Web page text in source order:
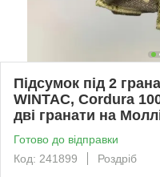
Підсумок під 2
WINTAC, Cordura
дві гранати на
Готово до відправки
Код: 241899
Роздріб